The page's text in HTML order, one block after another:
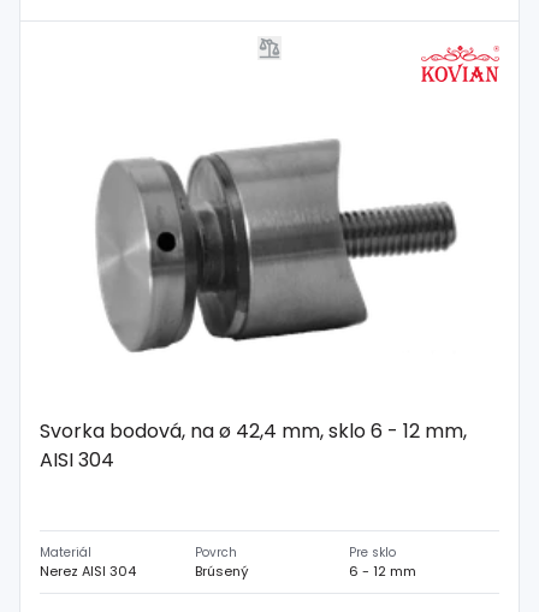
Svorka bodová, na ø 42,4 mm, sklo 6 - 12 mm,
AISI 304
Materiál
Nerez AISI 304
Povrch
Brúsený
Pre sklo
6 - 12 mm